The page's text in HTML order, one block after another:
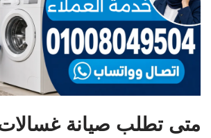
متى تطلب صيانة